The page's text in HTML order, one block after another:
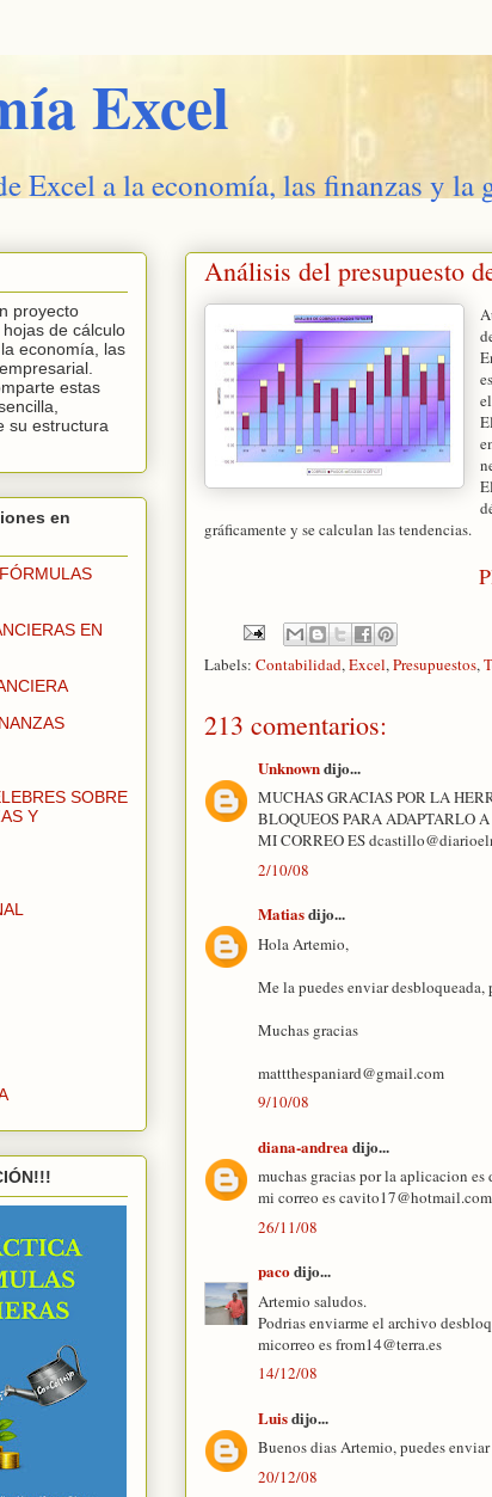
Excel
Excel a la economía, las finanzas y la
Análisis del presupuesto
gráficamente y se calculan las tendencias.
Labels: Contabilidad, Excel, Presupuestos,
213 comentarios:
Unknowndijo...
MUCHAS GRACIAS POR LA
BLOQUEOS PARA ADAPTARLO
MI CORREO ES
2/10/08
Matiasdijo...
Hola Artemio,
Me la puedes enviar desbloqueada,
Muchas gracias
mattthespaniard@gmail.com
9/10/08
diana-andrea dijo...
muchas gracias por la aplicacion
mi correo es cavito17@hotmail.com
26/11/08
pacodijo...
Artemio saludos.
Podrias enviarme el archivo
micorreo es from14@terra.es
14/12/08
Luisdijo...
Buenos dias Artemio, puedes
20/12/08
proyecto
de cálculo
economía, las
estas
su estructura
en
EN
SOBRE
Y